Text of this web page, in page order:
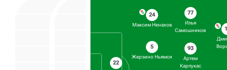
22
24
Максим Ненахов
5
Жерзино Ньямси
77
Илья
Самошников
93
Артем
Карпукас